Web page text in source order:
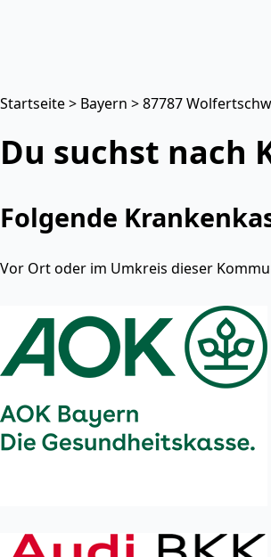
Startseite> Bayern > 87787
Du suchst nach
Folgende
Vor Ort oder im Umkreis dieser